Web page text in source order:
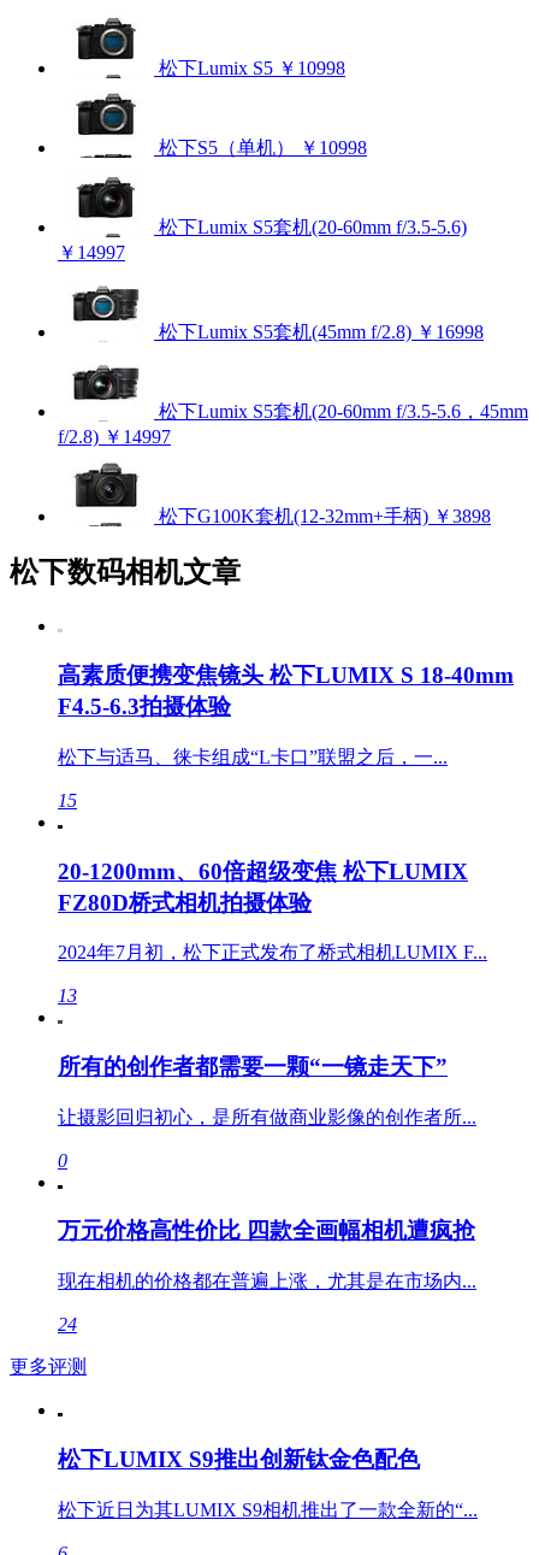
松下Lumix S5 ￥10998
松下S5（单机） ￥10998
松下Lumix S5套机(20-60mm f/3.5-5.6)
￥14997
松下Lumix S5套机(45mm f/2.8) ￥16998
松下Lumix S5套机(20-60mm f/3.5-5.6，45mm
f/2.8) ￥14997
松下G100K套机(12-32mm+手柄) ￥3898
松下数码相机文章
高素质便携变焦镜头 松下LUMIX S 18-40mm
F4.5-6.3拍摄体验
松下与适马、徕卡组成“L卡口”联盟之后，一...
15
20-1200mm、60倍超级变焦 松下LUMIX
FZ80D桥式相机拍摄体验
2024年7月初，松下正式发布了桥式相机LUMIX F...
13
所有的创作者都需要一颗“一镜走天下”
让摄影回归初心，是所有做商业影像的创作者所...
0
万元价格高性价比 四款全画幅相机遭疯抢
现在相机的价格都在普遍上涨，尤其是在市场内...
24
更多评测
松下LUMIX S9推出创新钛金色配色
松下近日为其LUMIX S9相机推出了一款全新的“...